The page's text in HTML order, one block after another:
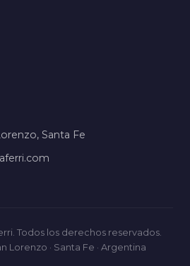
Santa Fe
Todos los derechos reservados.
Lorenzo · Santa Fe · Argentina